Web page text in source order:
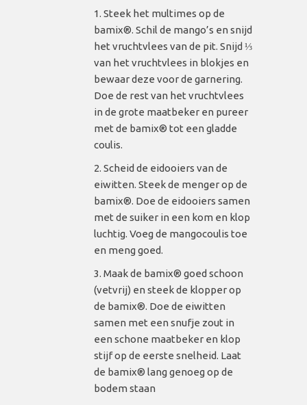
Steek het multimes op de
bamix®. Schil de mango’s en snijd
het vruchtvlees van de pit. Snijd ⅓
van het vruchtvlees in blokjes en
bewaar deze voor de garnering.
Doe de rest van het vruchtvlees
in de grote maatbeker en pureer
met de bamix® tot een gladde
coulis.
Scheid de eidooiers van de
eiwitten. Steek de menger op de
bamix®. Doe de eidooiers samen
met de suiker in een kom en klop
luchtig. Voeg de mangocoulis toe
en meng goed.
Maak de bamix® goed schoon
(vetvrij) en steek de klopper op
de bamix®. Doe de eiwitten
samen met een snufje zout in
een schone maatbeker en klop
stijf op de eerste snelheid. Laat
de bamix® lang genoeg op de
bodem staan